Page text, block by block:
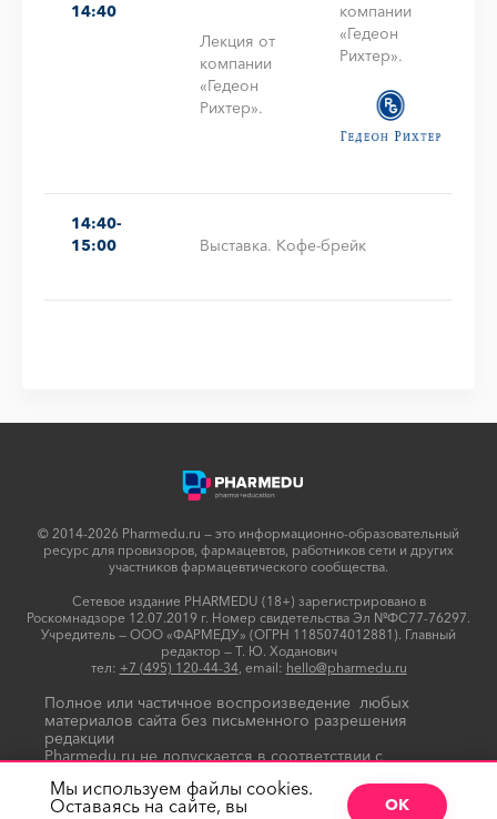
14:40
Лекция от
компании
«Гедеон
Рихтер».
компании
«Гедеон
Рихтер».
14:40-
15:00
Выставка. Кофе-брейк
© 2014-2026 Pharmedu.ru — это информационно-образовательный
ресурс для провизоров, фармацевтов, работников сети и других
участников фармацевтического сообщества.
Сетевое издание PHARMEDU (18+) зарегистрировано в
Роскомнадзоре 12.07.2019 г. Номер свидетельства Эл №ФС77-76297.
Учредитель — ООО «ФАРМЕДУ» (ОГРН 1185074012881). Главный
редактор — Т. Ю. Ходанович
тел: +7 (495) 120-44-34, email: hello@pharmedu.ru
Полное или частичное воспроизведение любых
материалов сайта без письменного разрешения
редакции
Pharmedu.ru не допускается в соответствии с
Мы используем файлы cookies.
Оставаясь на сайте, вы
ОК